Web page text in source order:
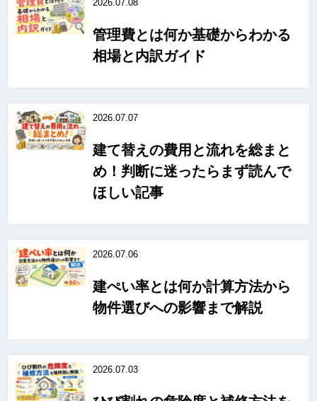
2026.07.08
管理費とは何か基礎からわかる
相場と内訳ガイド
2026.07.07
建て替えの費用と流れを総まと
め！判断に迷ったらまず読んで
ほしい記事
2026.07.06
建ぺい率とは何か計算方法から
物件選びへの影響まで解説
2026.07.03